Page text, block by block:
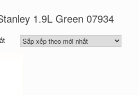
1.9L Green 07934